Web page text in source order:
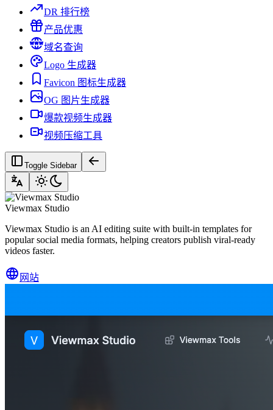
DR 排行榜
产品优惠
域名查询
Logo 生成器
Favicon 图标生成器
OG 图片生成器
爆款视频生成器
视频压缩工具
Toggle Sidebar
Viewmax Studio
Viewmax Studio is an AI editing suite with built-in templates for
popular social media formats, helping creators publish viral-ready
videos faster.
网站